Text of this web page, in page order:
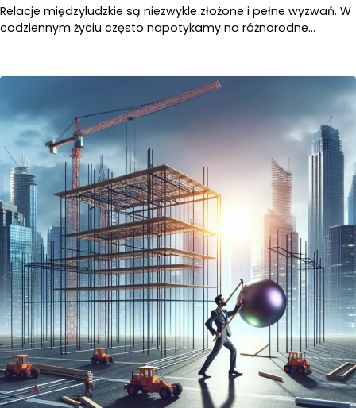
Relacje międzyludzkie są niezwykle złożone i pełne wyzwań. W
codziennym życiu często napotykamy na różnorodne…